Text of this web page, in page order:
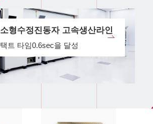
소형수정진동자 고속생산라인
택트 타임0.6sec을 달성